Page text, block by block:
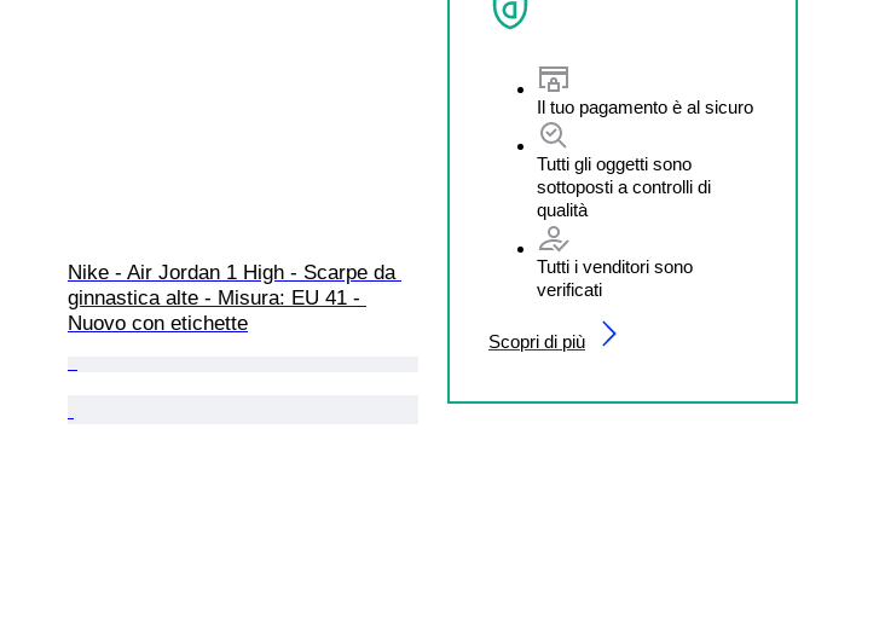
Nike - Air Jordan 1 High - Scarpe da
ginnastica alte - Misura: EU 41 -
Nuovo con etichette
Il tuo pagamento è al sicuro
Tutti gli oggetti sono
sottoposti a controlli di
qualità
Tutti i venditori sono
verificati
Scopri di più